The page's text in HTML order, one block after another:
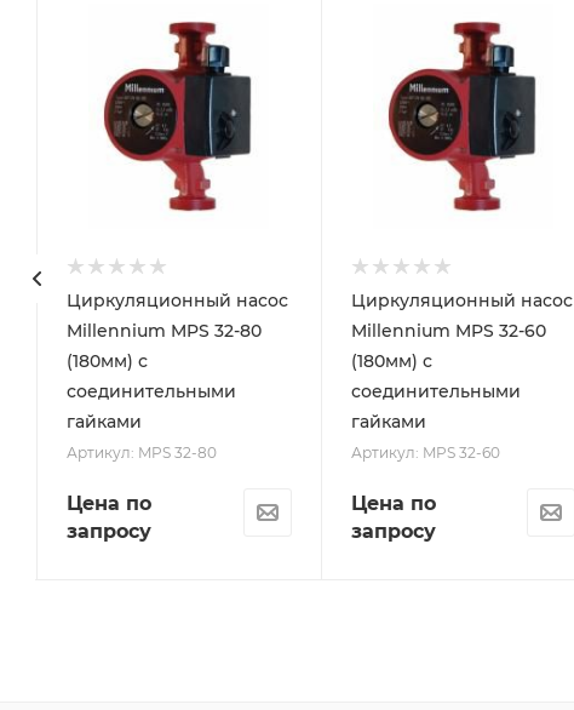
Циркуляционный насос
Millennium MPS 32-80
(180мм) с
соединительными
гайками
Артикул: MPS 32-80
Цена по
запросу
Циркуляционный насос
Millennium MPS 32-60
(180мм) с
соединительными
гайками
Артикул: MPS 32-60
Цена по
запросу